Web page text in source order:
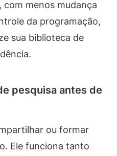
com menos mudança
da programação,
sua biblioteca de
pesquisa antes de
ou formar
Ele funciona tanto